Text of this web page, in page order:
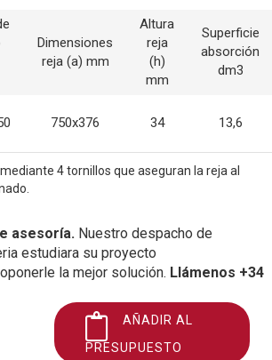
Dimensiones
reja (a) mm
Altura
reja
(h)
mm
Superficie
absorción
dm3
750x376 34 13,6
4 tornillos que aseguran la reja al
asesoría. Nuestro despacho de
estudiara su proyecto
la mejor solución. Llámenos +34
AÑADIR AL
PRESUPUESTO